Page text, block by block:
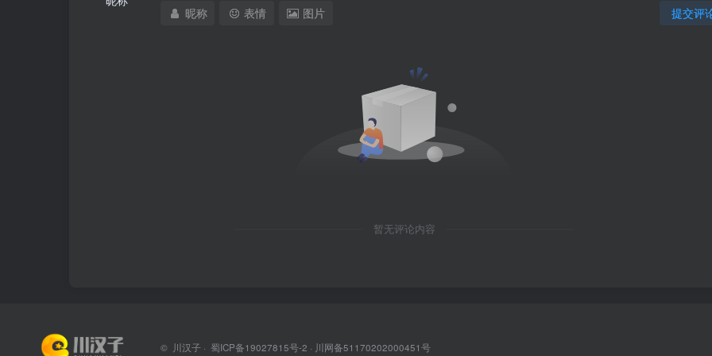
提交评
昵称 表情 图片
暂无评论内容
© 川汉子· 蜀ICP备19027815号-2 · 川网备51170202000451号